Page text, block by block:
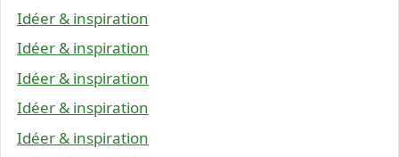
Idéer & inspiration
Idéer & inspiration
Idéer & inspiration
Idéer & inspiration
Idéer & inspiration